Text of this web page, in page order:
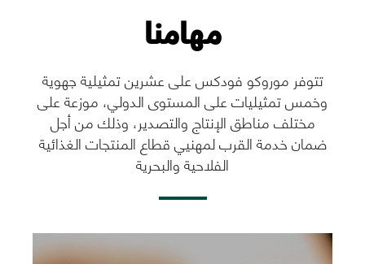
مهامنا
تتوفر موروكو فودكس على عشرين تمثيلية جهوية
وخمس تمثيليات على المستوى الدولي، موزعة على
مختلف مناطق الإنتاج والتصدير، وذلك من أجل
ضمان خدمة القرب لمهنيي قطاع المنتجات الغذائية
الفلاحية والبحرية
اليقظة الاستراتيجية و
العملية
رؤية المزيد